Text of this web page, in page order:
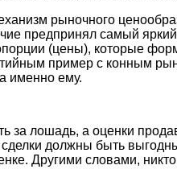
рыночного
предпринял самый
(цены), которые
пример с конным
именно ему.
за лошадь, а оценки
должны быть
Другими словами,